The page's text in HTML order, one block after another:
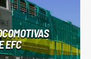
EFC